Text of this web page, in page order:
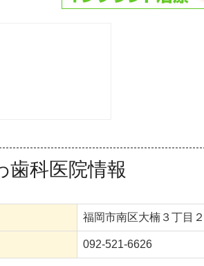
歯科医院情報
福岡市南区大楠３丁目
092-521-6626